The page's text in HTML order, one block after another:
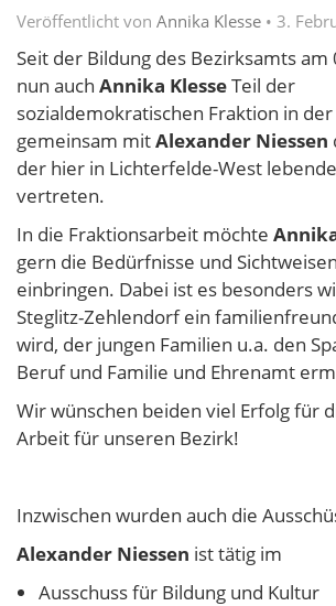
Veröffentlicht von Annika Klesse • 3.
Seit der Bildung des Bezirksamts
nun auch Annika KlesseTeil der
sozialdemokratischen Fraktion in
gemeinsam mitAlexander Niessen
der hier in Lichterfelde-West
vertreten.
In die Fraktionsarbeit möchte
gern die Bedürfnisse und
einbringen. Dabei ist es besonders
Steglitz-Zehlendorf ein
wird, der jungen Familien u.a. den
Beruf und Familie und Ehrenamt
Wir wünschen beiden viel Erfolg für
Arbeit für unseren Bezirk!
Inzwischen wurden auch die
Alexander Niessen ist tätig im
Ausschuss für Bildung und Kultur